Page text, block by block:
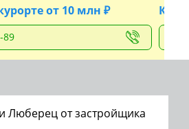
от 10 млн ₽
89
Люберец от застройщика